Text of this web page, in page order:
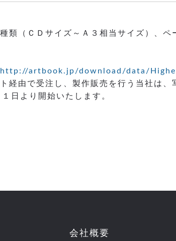
類（ＣＤサイズ～Ａ３相当サイズ）、
http://artbook.jp/download/data/
経由で受注し、製作販売を行う当社は
日より開始いたします。
会社概要